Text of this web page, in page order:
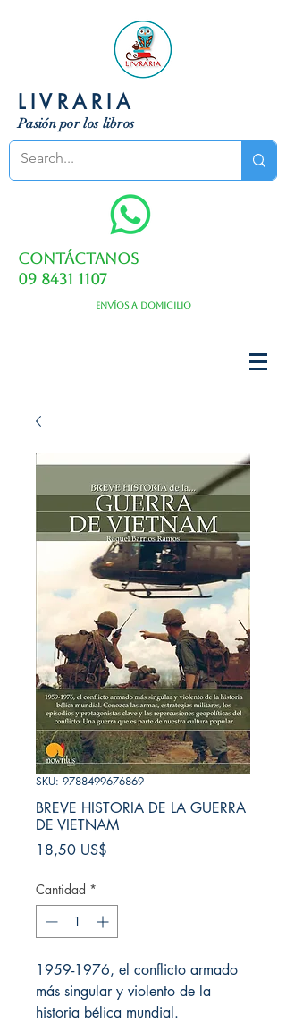
LIVRARIA
Pasión por los libros
Contáctanos
09 8431 1107
Envíos a domicilio
SKU: 9788499676869
BREVE HISTORIA DE LA GUERRA
DE VIETNAM
18,50 US$
Cantidad *
1959-1976, el conflicto armado
más singular y violento de la
historia bélica mundial.